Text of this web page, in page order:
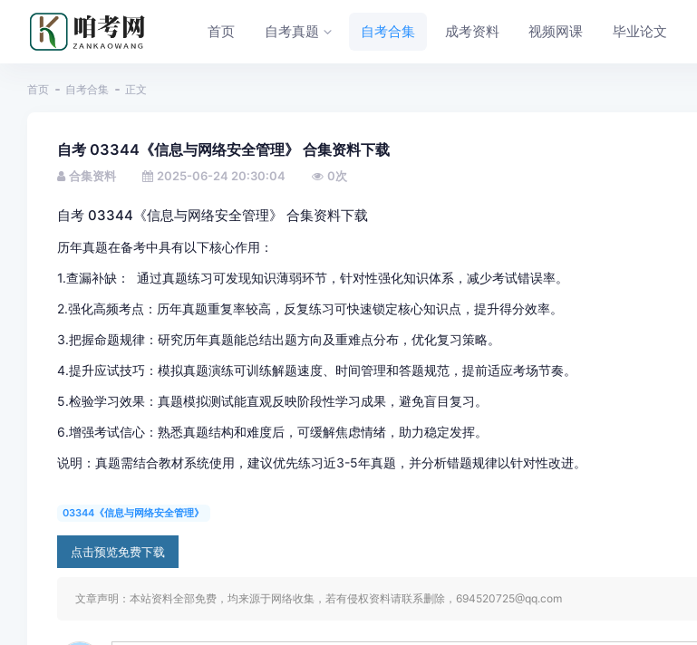
首页 自考真题 自考合集 成考资料 视频网课 毕业论文
首页 自考合集 正文
自考 03344《信息与网络安全管理》 合集资料下载
合集资料 2025-06-24 20:30:04 0次
自考 03344《信息与网络安全管理》 合集资料下载
历年真题在备考中具有以下核心作用：
1.查漏补缺： 通过真题练习可发现知识薄弱环节，针对性强化知识体系，减少考试错误率。
2.强化高频考点：历年真题重复率较高，反复练习可快速锁定核心知识点，提升得分效率。
3.把握命题规律：研究历年真题能总结出题方向及重难点分布，优化复习策略。
4.提升应试技巧：模拟真题演练可训练解题速度、时间管理和答题规范，提前适应考场节奏。
5.检验学习效果：真题模拟测试能直观反映阶段性学习成果，避免盲目复习。
6.增强考试信心：熟悉真题结构和难度后，可缓解焦虑情绪，助力稳定发挥。
说明：真题需结合教材系统使用，建议优先练习近3-5年真题，并分析错题规律以针对性改进。
03344《信息与网络安全管理》
点击预览免费下载
文章声明：本站资料全部免费，均来源于网络收集，若有侵权资料请联系删除，694520725@qq.com